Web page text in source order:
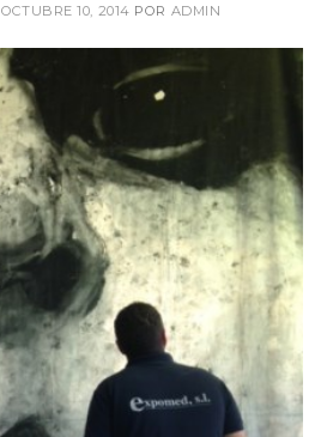
OCTUBRE 10, 2014 POR ADMIN